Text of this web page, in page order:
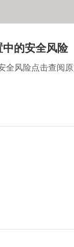
的安全风险
全风险点击查阅